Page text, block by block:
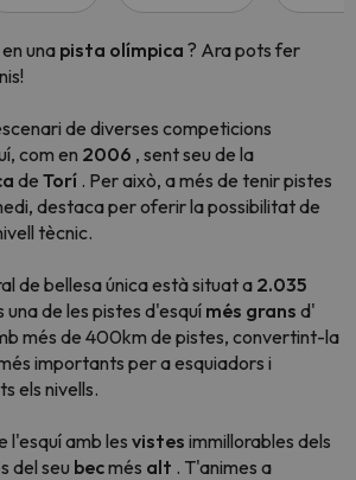
una pista olímpica ? Ara pots fer
de diverses competicions
com en 2006 , sent seu de la
de Torí . Per això, a més de tenir pistes
destaca per oferir la possibilitat de
tècnic.
de bellesa única està situat a 2.035
una de les pistes d'esquí més grans d'
més de 400km de pistes, convertint-la
importants per a esquiadors i
els nivells.
l'esquí amb les vistes immillorables dels
del seu becmés alt . T'animes a